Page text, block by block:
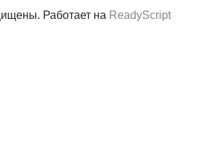
Работает на ReadyScript